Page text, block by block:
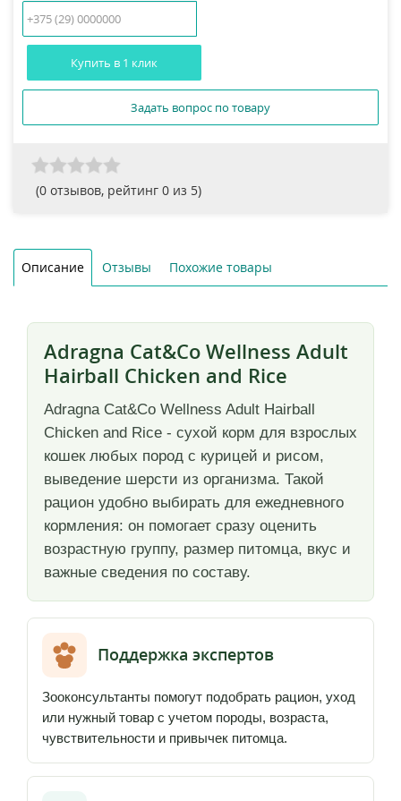
Купить в 1 клик
Задать вопрос по товару
(0 отзывов, рейтинг 0 из 5)
Описание Отзывы Похожие товары
Adragna Cat&Co Wellness Adult
Hairball Сhicken and Rice
Adragna Cat&Co Wellness Adult Hairball
Сhicken and Rice - сухой корм для взрослых
кошек любых пород с курицей и рисом,
выведение шерсти из организма. Такой
рацион удобно выбирать для ежедневного
кормления: он помогает сразу оценить
возрастную группу, размер питомца, вкус и
важные сведения по составу.
Поддержка экспертов
Зооконсультанты помогут подобрать рацион, уход
или нужный товар с учетом породы, возраста,
чувствительности и привычек питомца.